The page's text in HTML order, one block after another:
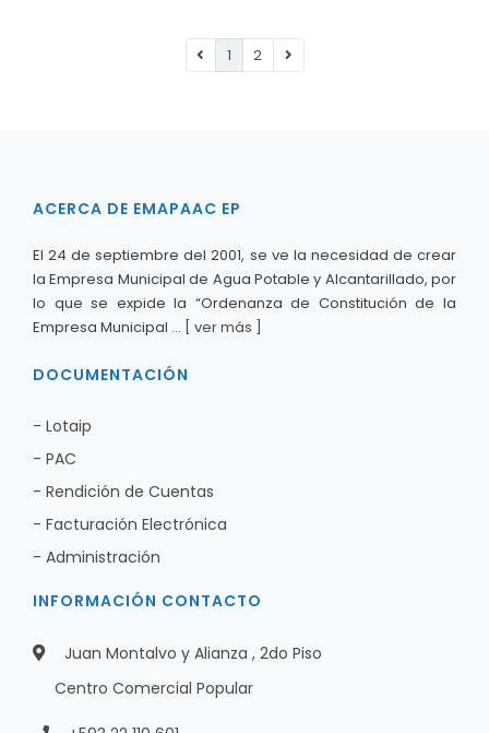
1 2
ACERCA DE EMAPAAC EP
El 24 de septiembre del 2001, se ve la necesidad de crear
la Empresa Municipal de Agua Potable y Alcantarillado, por
lo que se expide la “Ordenanza de Constitución de la
Empresa Municipal ... [ ver más ]
DOCUMENTACIÓN
- Lotaip
- PAC
- Rendición de Cuentas
- Facturación Electrónica
- Administración
INFORMACIÓN CONTACTO
Juan Montalvo y Alianza , 2do Piso
Centro Comercial Popular